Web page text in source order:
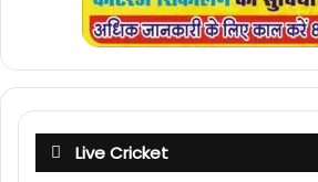
Live Cricket